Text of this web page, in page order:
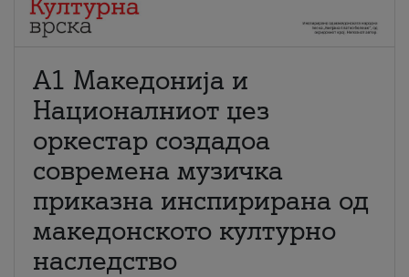
А1 Македонија и
Националниот џез
оркестар создадоа
современа музичка
приказна инспирирана од
македонското културно
наследство